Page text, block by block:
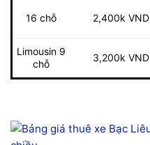
16 chỗ 2,400k VND
Limousin 9
chỗ
3,200k VND